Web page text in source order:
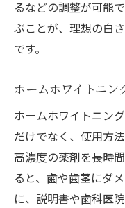
るなどの調整が可能
ぶことが、理想の白
です。
ホームホワイトニ
ホームホワイトニン
だけでなく、使用方
高濃度の薬剤を長時
ると、歯や歯茎にダ
に、説明書や歯科医